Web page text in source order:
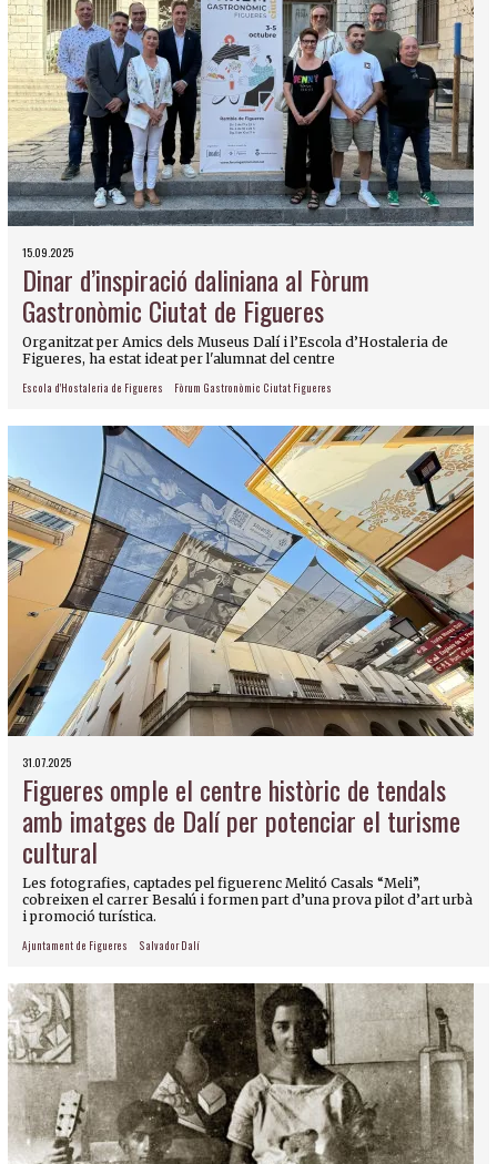
15.09.2025
Dinar d’inspiració daliniana al Fòrum
Gastronòmic Ciutat de Figueres
Organitzat per Amics dels Museus Dalí i l’Escola d’Hostaleria de
Figueres, ha estat ideat per l'alumnat del centre
Escola d'Hostaleria de Figueres Fòrum Gastronòmic Ciutat Figueres
31.07.2025
Figueres omple el centre històric de tendals
amb imatges de Dalí per potenciar el turisme
cultural
Les fotografies, captades pel figuerenc Melitó Casals “Meli”,
cobreixen el carrer Besalú i formen part d’una prova pilot d’art urbà
i promoció turística.
Ajuntament de Figueres Salvador Dalí